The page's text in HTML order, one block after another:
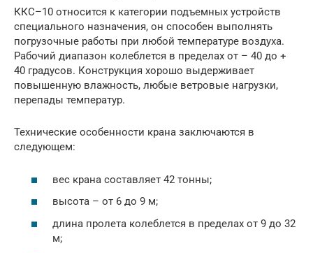
ККС–10 относится к категории подъемных устройств
специального назначения, он способен выполнять
погрузочные работы при любой температуре воздуха.
Рабочий диапазон колеблется в пределах от – 40 до +
40 градусов. Конструкция хорошо выдерживает
повышенную влажность, любые ветровые нагрузки,
перепады температур.
Технические особенности крана заключаются в
следующем:
вес крана составляет 42 тонны;
высота – от 6 до 9 м;
длина пролета колеблется в пределах от 9 до 32
м;